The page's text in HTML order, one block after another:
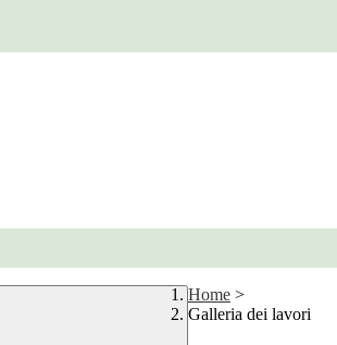
Home >
Galleria dei lavori